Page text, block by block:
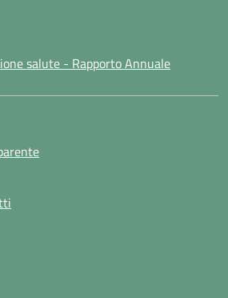
salute - Rapporto Annuale